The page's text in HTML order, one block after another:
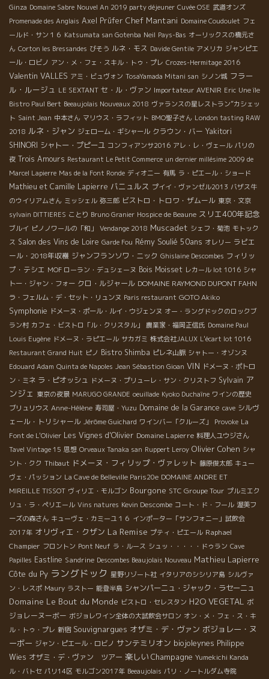
Ginza Domaine Sabre Nouvel An 2019 party déjeuner Cuvée OSE 武道オンズ
Promenade des Anglais Axel Prüfer Chef Mantani Domaine Coudoulet フェ
ールド・サン１６ Katsumata san Gotenba Neil Pays-Bas オーリックスの橋元さ
ん Corton les Bressandes びそう ルネ・モス Davide Gentile アメリカ ジャンピエ
ール・ロビノ アン・メ・フェ・スキル・トゥ・プレ Crozes-Hermitage 2016
Valentin VALLES アミ・ビュヴォン TosaYamada Mitani san シノン城 フラー
ル・ルージュ LE SEXTANT セ・ル・ヴァン Importateur AVENIR Eric Une île
Bistro Paul Bert Beeaujolais Nouveaux 2018 ヴァランスの星レストラン”カシェッ
ト Saint Jean 中本さん マリウス・ラフィット BMO聖子さん London tasting RAW
2018 ルネ・ジャン ジェローム・ギシャール クラウン・バー Yakitori
SHINORI シャトー・プピーユ コンフィアンサ2016 アレ・レ・ヴェール パリの
夜 Trois Amours Restaurant Le Petit Commerce un dernier millésime 2009 de
Marcel Lapierre Mas de la Font Ronde ディオニー 有馬 ラ・ピエール・ショード
Mathieu et Camille Lapierre バニュルス プイイ・ヴァンゼル2013 バザス牛
のウイリアムさん ミッシェル 弥三郎 ビストロ・トロワ・ザムール 東京・文京
sylvain DITTIERES ことり Bruno Granier Hospice de Beaune スリエ400年記念
ブルイ ピノノワールの「和」 Vendange 2018 Muscadet シェフ・菊池 モトック
ス Salon des Vins de Loire Garde Fou Rémy Soulié 50ans オレリー ラピエ
ール・2018年収穫 ジャンフランソワ・ニック Ghislaine Descombes フィリッ
プ・テシエ MOF ローラン・デュシェーヌ Bois Moisset レカール lot 1016 シャ
トー・ジャン・フォー クロ・ルジャール DOMAINE RAYMOND DUPONT FAHN
ラ・フェルム・デ・セット・リュンヌ Paris restaurant GOTO Akiko
Symphonie ドメーヌ・ポール・ルイ・ウジェンヌ オー・ラングドックのロックブ
ラン村 カフェ・ビストロ「ル・クリスタル」 農業家・福岡正信氏 Domaine Paul
Louis Eugène ドメーヌ・ラピエール サカガミ 株式会社JALUX L'écart lot 1016
Restaurant Grand Huit ピノ Bistro Shimba ピレネ山脈 シャトー・オゾンヌ
Edouard Adam Quinta de Napoles Jean Sébastion Gioan VIN ドメーヌ・ポトロ
ン・ミネ ラ・ピオッシュ ドメーヌ・プリューレ・サン・クリストフ Sylvain ア
ンジェ 東京の夜景 MARUGO GRANDE oeuillade Kyoko Duchaîne ワインの歴史
ブリュリウス Anne-Hélène 寿司屋・Yuzu Domaine de la Garance cave シルヴ
ェール・トリシャール Jérôme Guichard ワインバー「クルーズ」 Provoke La
Font de L'Olivier Les Vignes d'Olivier Domaine Lapierre 料理人ユウジさん
Tavel Vintage 15 思想 Orveaux Tanaka san Ruppert Leroy Olivier Cohen シャ
ント・クク Thibaut ドメーヌ・フィリップ・ヴァレット 藤原俊太郎 キュー
ヴェ・パッション La Cave de Belleville Paris20e DOMAINE ANDRE ET
MIREILLE TISSOT ヴィリエ・モルゴン Bourgone STC Groupe Tour プルミエク
リュ・ラ・ペリエール Vins natures Kevin Descombe コート・ド・フール 渥美フ
ーズの森さん キューヴェ・カミーユ１６ インポーター「サンフォニー」試飲会
2017年 オリヴィエ・クザン La Remise プティ・ピエール Raphael
Champier フロントン Pont Neuf ラ・ルース シュッ・・・・・ドゥラン Cave
Papilles Eastline Sandrine Descombes Beaujolais Nouveau Mathieu Lapierre
Côte du Py ラングドック 星野リゾート社 イタリアのシシリア島 シルヴァ
ン・レスポ Maury ラストー 能登半島 シャンパーニュ・ジャック・ラセーニュ
Domaine Le Bout du Monde ビストロ・セレスタン H2O VEGETAL ボ
ジョレーヌーボー ボジョレワイン全体の大試飲会サロン オン・メ・フェ・ス・キ
ル・トゥ・プレ 新宿 Souvignargues オザミ・デ・ヴァン ボジョレー・ヌ
ーボー ジャン・ピエール・ロビノ サンテミリオン biojoleynes Philippe
Wies オザミ・デ・ヴァン ツアー 楽しい Champagne Yumekichi Kanda
ル・バトセ パリ14区 モルゴン2017年 Beeaujolais パリ・ノートルダム寺院